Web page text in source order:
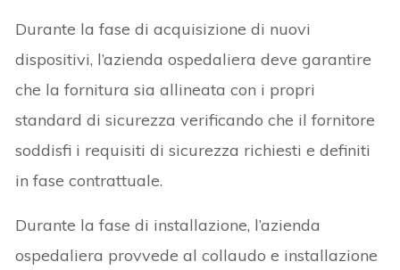
Durante la fase di acquisizione di nuovi
dispositivi, l’azienda ospedaliera deve garantire
che la fornitura sia allineata con i propri
standard di sicurezza verificando che il fornitore
soddisfi i requisiti di sicurezza richiesti e definiti
in fase contrattuale.
Durante la fase di installazione, l’azienda
ospedaliera provvede al collaudo e installazione